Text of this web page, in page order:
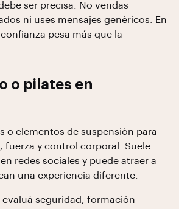
ser precisa. No vendas
ni uses mensajes genéricos. En
pesa más que la
o pilates en
o elementos de suspensión para
fuerza y control corporal. Suele
redes sociales y puede atraer a
una experiencia diferente.
evaluá seguridad, formación